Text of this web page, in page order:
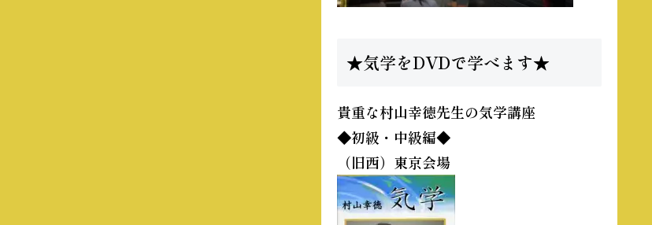
★気学をDVDで学べます★
貴重な村山幸徳先生の気学講座
◆初級・中級編◆
（旧西）東京会場